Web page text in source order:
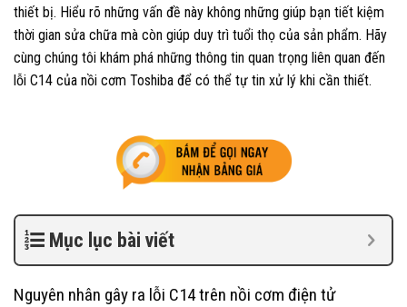
thiết bị. Hiểu rõ những vấn đề này không những giúp bạn tiết kiệm
thời gian sửa chữa mà còn giúp duy trì tuổi thọ của sản phẩm. Hãy
cùng chúng tôi khám phá những thông tin quan trọng liên quan đến
lỗi C14 của nồi cơm Toshiba để có thể tự tin xử lý khi cần thiết.
Mục lục bài viết
Nguyên nhân gây ra lỗi C14 trên nồi cơm điện tử